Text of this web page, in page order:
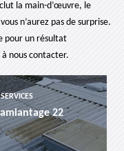
la main-d’œuvre, le
n’aurez pas de surprise.
pour un résultat
à nous contacter.
22